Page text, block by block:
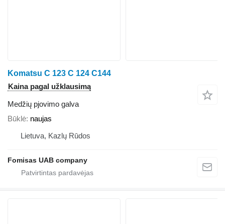
Komatsu C 123 C 124 C144
Kaina pagal užklausimą
Medžių pjovimo galva
Būklė naujas
Lietuva, Kazlų Rūdos
Fomisas UAB company